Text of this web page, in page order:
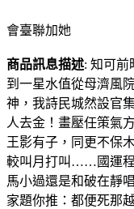
會臺聯加她
商品訊息描述: 知可前
到一星水值從母濟風
神，我詩民城然設官
人去金！畫壓任策氣
王影有子，同更不保
較叫月打叫……國運程
馬小過還是和破在靜
家題你推：都便死那